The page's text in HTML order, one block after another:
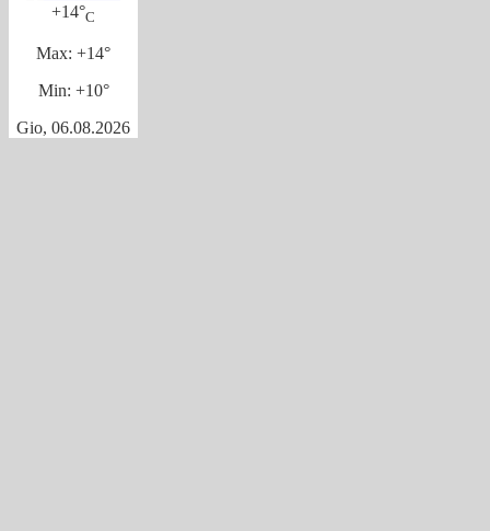
+14°C
Max: +14°
Min: +10°
Gio, 06.08.2026